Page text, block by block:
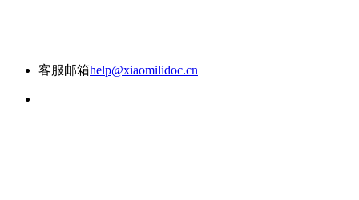
客服邮箱help@xiaomilidoc.cn